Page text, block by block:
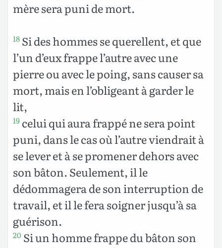
mère sera puni de mort.
18 Si des hommes se querellent, et que
l’un d’eux frappe l’autre avec une
pierre ou avec le poing, sans causer sa
mort, mais en l’obligeant à garder le
lit,
19 celui qui aura frappé ne sera point
puni, dans le cas où l’autre viendrait à
se lever et à se promener dehors avec
son bâton. Seulement, il le
dédommagera de son interruption de
travail, et il le fera soigner jusqu’à sa
guérison.
20 Si un homme frappe du bâton son